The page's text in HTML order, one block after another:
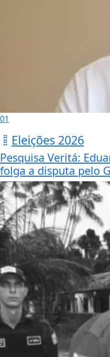
01
Eleições 2026
Pesquisa Veritá:
folga a disputa pelo